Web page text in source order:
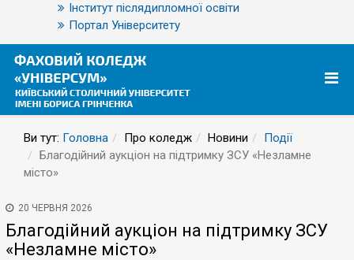
Інститут післядипломної освіти
Портал Університету
Ви тут: Головна Про коледж Новини
Події
Благодійний аукціон на підтримку ЗСУ «Незламне
місто»
20 ЧЕРВНЯ 2026
Благодійний аукціон на підтримку ЗСУ
«Незламне місто»